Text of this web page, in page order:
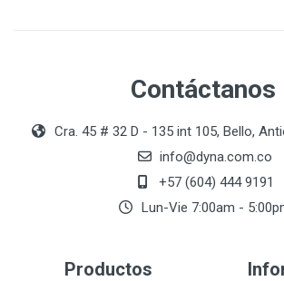
Contáctanos
Cra. 45 # 32 D - 135 int 105, Bello,
info@dyna.com.co
+57 (604) 444 9191
Lun-Vie 7:00am -
Productos